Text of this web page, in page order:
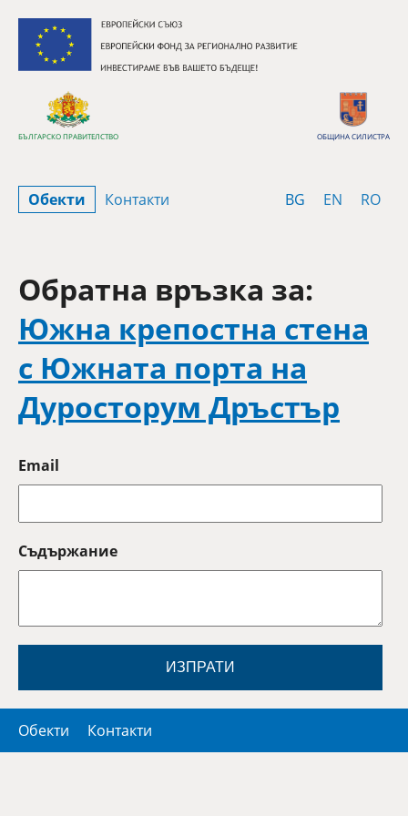
БЪЛГАРСКО ПРАВИТЕЛСТВО ОБЩИНА СИЛИСТРА
BG Bulgarian
EN English
RO
Обекти Контакти
Обратна връзка за:
Южна крепостна стена
с Южната порта на
Дуросторум Дръстър
Email
Съдържание
ИЗПРАТИ
Обекти Контакти